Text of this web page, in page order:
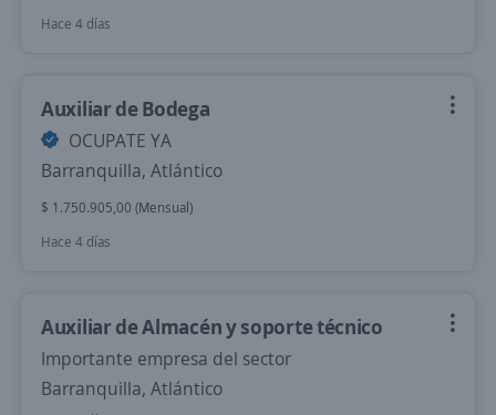
Hace 4 días
Auxiliar de Bodega
OCUPATE YA
Barranquilla, Atlántico
$ 1.750.905,00 (Mensual)
Hace 4 días
Auxiliar de Almacén y soporte técnico
Importante empresa del sector
Barranquilla, Atlántico